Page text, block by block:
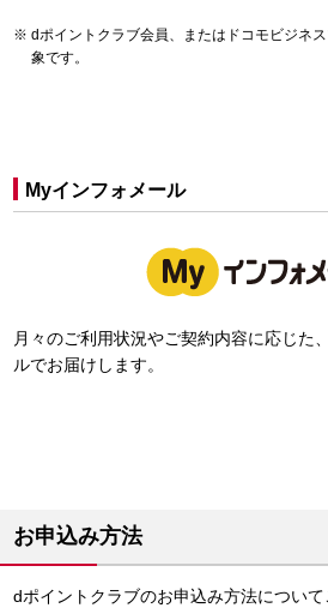
dポイントクラブ会員、またはドコモビジネ
象です。
Myインフォメール
月々のご利用状況やご契約内容に応じた
ルでお届けします。
お申込み方法
dポイントクラブのお申込み方法について